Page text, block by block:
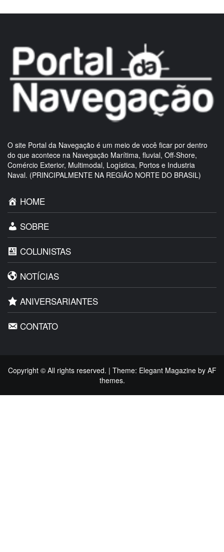
O site Portal da Navegação é um meio de você ficar por dentro
do que acontece na Navegação Marítima, fluvial, Off-Shore,
Comércio Exterior, Multimodal, Logística, Portos e Industria
Naval. (PRINCIPALMENTE NA REGIÃO NORTE DO BRASIL)
HOME
SOBRE
COLUNISTAS
NOTÍCIAS
ANIVERSARIANTES
CONTATO
Copyright © All rights reserved. | Theme: Elegant Magazineby AF
themes.